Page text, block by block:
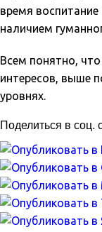
время
наличием
Всем понятно,
интересов, выше
уровнях.
Поделиться в соц.